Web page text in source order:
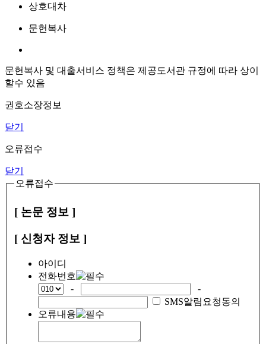
상호대차
문헌복사
문헌복사 및 대출서비스 정책은 제공도서관 규정에 따라 상이
할수 있음
권호소장정보
닫기
오류접수
닫기
오류접수
[ 논문 정보 ]
[ 신청자 정보 ]
아이디
전화번호
-
-
SMS알림요청동의
오류내용